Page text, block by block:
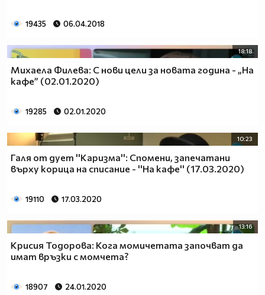
19435 06.04.2018
18:18
Михаела Филева: С нови цели за новата година - „На
кафе” (02.01.2020)
19285 02.01.2020
10:23
Галя от дует ''Каризма'': Спомени, запечатани
върху корица на списание - ''На кафе'' (17.03.2020)
19110 17.03.2020
13:16
Крисия Тодорова: Кога момичетата започват да
имат връзки с момчета?
18907 24.01.2020